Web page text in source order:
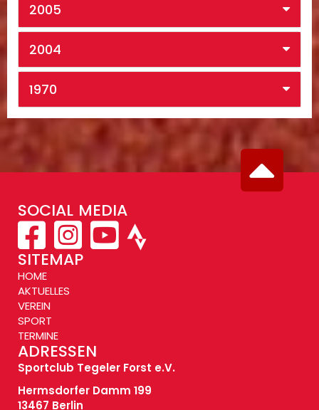
2005
2004
1970
SOCIAL MEDIA
SITEMAP
HOME
AKTUELLES
VEREIN
SPORT
TERMINE
ADRESSEN
Sportclub Tegeler Forst e.V.
Hermsdorfer Damm 199
13467 Berlin